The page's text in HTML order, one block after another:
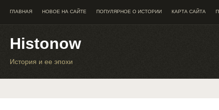
ГЛАВНАЯ НОВОЕ НА САЙТЕ ПОПУЛЯРНОЕ О ИСТОРИИ КАРТА САЙТА
Histonow
История и ее эпохи